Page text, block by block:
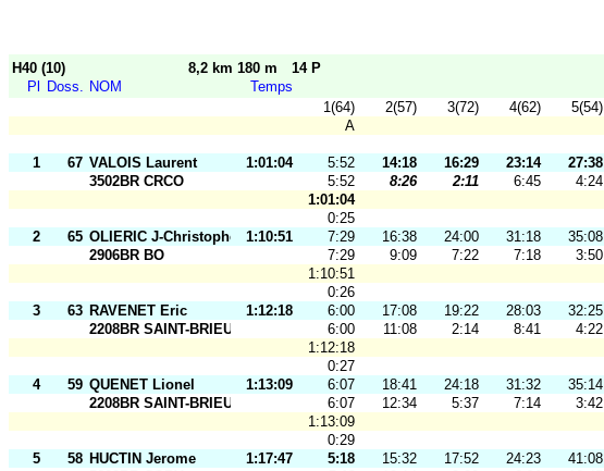
H40 (10) 8,2 km 180 m
14 P
Pl
Doss. NOM
Temps
1(64)
2(57) 3(72) 4(62) 5(54)
A
1 67 VALOIS Laurent 1:01:04 5:52 14:18 16:29 23:14 27:38
3502BR CRCO
5:52 8:26 2:11 6:45 4:24
1:01:04
0:25
2
65 OLIERIC J-Christophe 1:10:51 7:29 16:38 24:00 31:18 35:08
2906BR BO
7:29 9:09 7:22 7:18 3:50
1:10:51
0:26
3
63 RAVENET Eric 1:12:18 6:00 17:08 19:22 28:03 32:25
2208BR SAINT-BRIEUC OR
6:00 11:08 2:14 8:41 4:22
1:12:18
0:27
4
59 QUENET Lionel 1:13:09 6:07 18:41 24:18 31:32 35:14
2208BR SAINT-BRIEUC OR
6:07 12:34 5:37 7:14 3:42
1:13:09
0:29
5
58 HUCTIN Jerome 1:17:47 5:18 15:32 17:52 24:23 41:08